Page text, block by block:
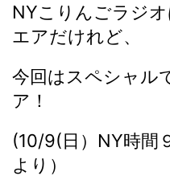
NYこりんごラジ
エアだけれど、
今回はスペシャル
ア！
(10/9(日）NY時間
より）